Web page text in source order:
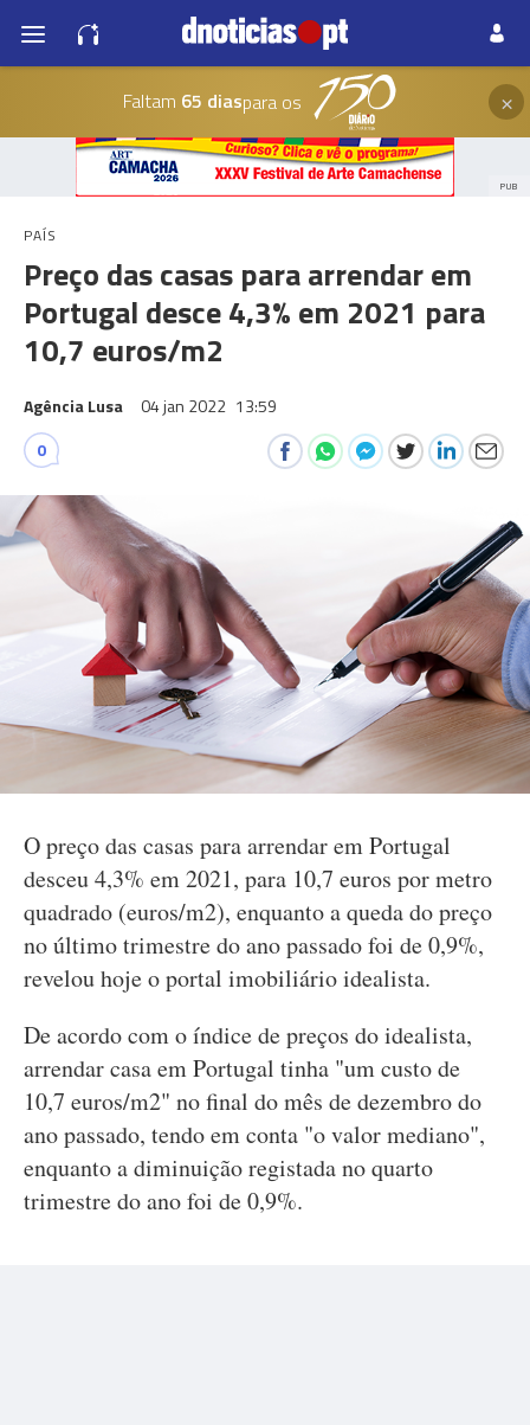
Faltam 65 diaspara os ×
PUB
PAÍS
Preço das casas para arrendar em
Portugal desce 4,3% em 2021 para
10,7 euros/m2
Agência Lusa 04 jan 2022 13:59
0
O preço das casas para arrendar em Portugal
desceu 4,3% em 2021, para 10,7 euros por metro
quadrado (euros/m2), enquanto a queda do preço
no último trimestre do ano passado foi de 0,9%,
revelou hoje o portal imobiliário idealista.
De acordo com o índice de preços do idealista,
arrendar casa em Portugal tinha "um custo de
10,7 euros/m2" no final do mês de dezembro do
ano passado, tendo em conta "o valor mediano",
enquanto a diminuição registada no quarto
trimestre do ano foi de 0,9%.